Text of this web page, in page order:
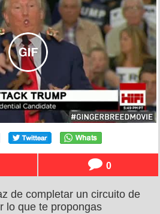
0
de completar un circuito de
lo que te propongas